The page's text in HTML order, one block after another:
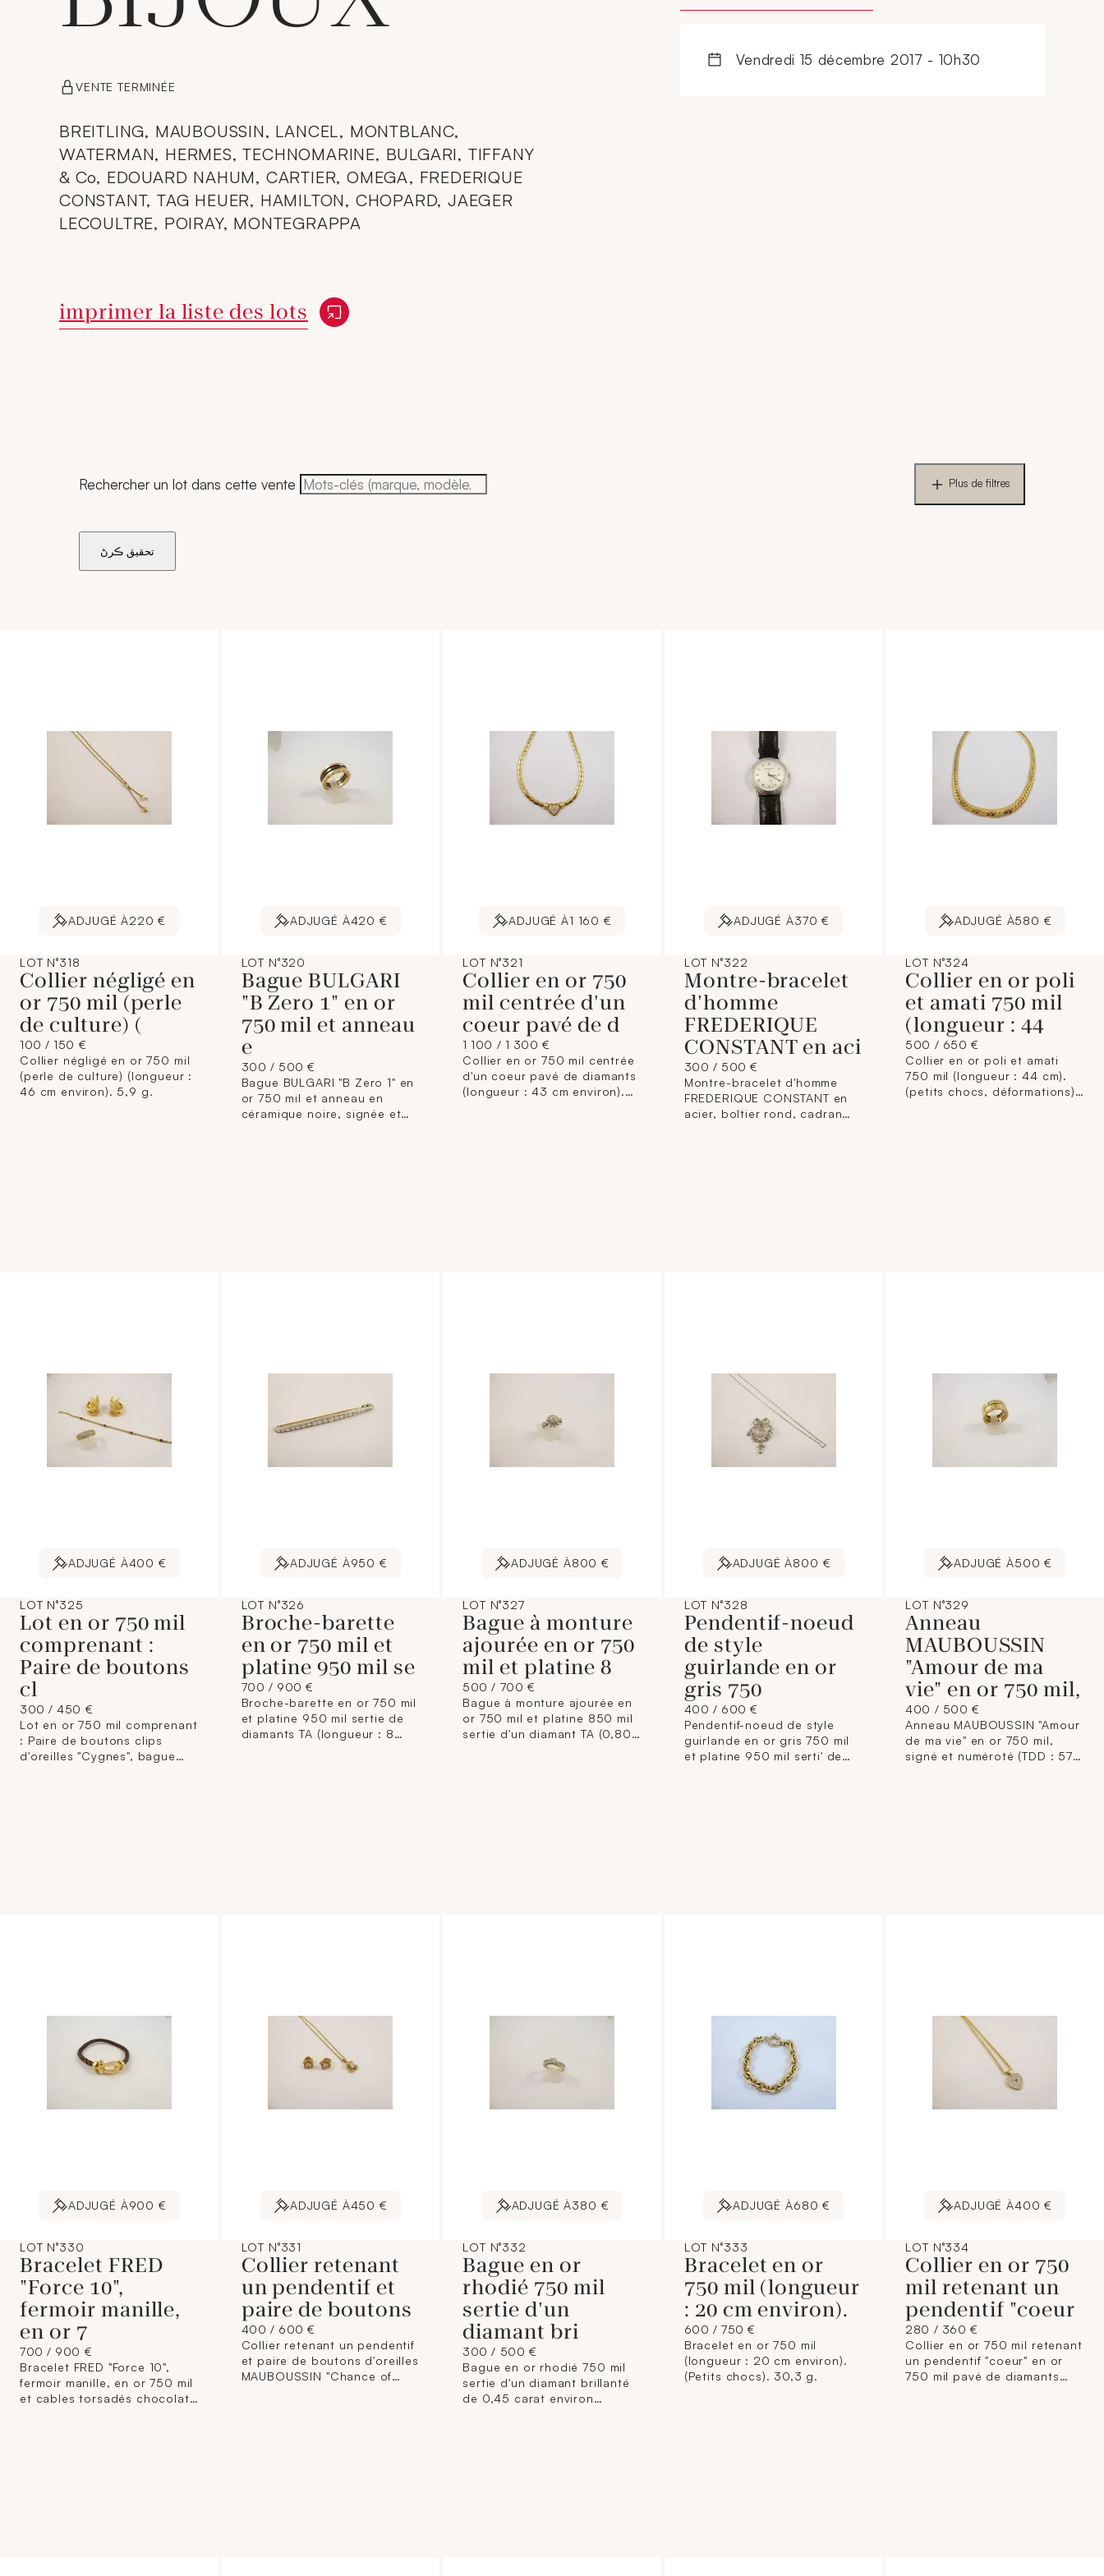
VENTE TERMINÉE
BREITLING, MAUBOUSSIN, LANCEL, MONTBLANC,
WATERMAN, HERMES, TECHNOMARINE, BULGARI, TIFFANY
& Co, EDOUARD NAHUM, CARTIER, OMEGA, FREDERIQUE
CONSTANT, TAG HEUER, HAMILTON, CHOPARD, JAEGER
LECOULTRE, POIRAY, MONTEGRAPPA
Nouvelle fenêtre
imprimer la liste des lots
vendredi 15 décembre 2017 - 10h30
Rechercher un lot dans cette vente Plus de filtres
تحقيق ڪرڻ
ADJUGÉ À220 €
LOT N°318
Collier négligé en
or 750 mil (perle
de culture) (
100 / 150 €
Collier négligé en or 750 mil
(perle de culture) (longueur :
46 cm environ). 5,9 g.
ADJUGÉ À420 €
LOT N°320
Bague BULGARI
"B Zero 1" en or
750 mil et anneau
e
300 / 500 €
Bague BULGARI "B Zero 1" en
or 750 mil et anneau en
céramique noire, signée et
ADJUGÉ À1 160 €
LOT N°321
Collier en or 750
mil centrée d'un
coeur pavé de d
1 100 / 1 300 €
Collier en or 750 mil centrée
d'un coeur pavé de diamants
(longueur : 43 cm environ).
ADJUGÉ À370 €
LOT N°322
Montre-bracelet
d'homme
FREDERIQUE
CONSTANT en aci
300 / 500 €
Montre-bracelet d'homme
FREDERIQUE CONSTANT en
acier, boîtier rond, cadran
ADJUGÉ À580 €
LOT N°324
Collier en or poli
et amati 750 mil
(longueur : 44
500 / 650 €
Collier en or poli et amati
750 mil (longueur : 44 cm).
(petits chocs, déformations).
ADJUGÉ À400 €
LOT N°325
Lot en or 750 mil
comprenant :
Paire de boutons
cl
300 / 450 €
Lot en or 750 mil comprenant
: Paire de boutons clips
d'oreilles "Cygnes", bague
ADJUGÉ À950 €
LOT N°326
Broche-barette
en or 750 mil et
platine 950 mil se
700 / 900 €
Broche-barette en or 750 mil
et platine 950 mil sertie de
diamants TA (longueur : 8
ADJUGÉ À800 €
LOT N°327
Bague à monture
ajourée en or 750
mil et platine 8
500 / 700 €
Bague à monture ajourée en
or 750 mil et platine 850 mil
sertie d'un diamant TA (0,80
ADJUGÉ À800 €
LOT N°328
Pendentif-noeud
de style
guirlande en or
gris 750
400 / 600 €
Pendentif-noeud de style
guirlande en or gris 750 mil
et platine 950 mil serti' de
ADJUGÉ À500 €
LOT N°329
Anneau
MAUBOUSSIN
"Amour de ma
vie" en or 750 mil,
400 / 500 €
Anneau MAUBOUSSIN "Amour
de ma vie" en or 750 mil,
signé et numéroté (TDD : 57)
ADJUGÉ À900 €
LOT N°330
Bracelet FRED
"Force 10",
fermoir manille,
en or 7
700 / 900 €
Bracelet FRED "Force 10",
fermoir manille, en or 750 mil
et cables torsadés chocolat
ADJUGÉ À450 €
LOT N°331
Collier retenant
un pendentif et
paire de boutons
400 / 600 €
Collier retenant un pendentif
et paire de boutons d'oreilles
MAUBOUSSIN "Chance of
ADJUGÉ À380 €
LOT N°332
Bague en or
rhodié 750 mil
sertie d'un
diamant bri
300 / 500 €
Bague en or rhodié 750 mil
sertie d'un diamant brillanté
de 0,45 carat environ
ADJUGÉ À680 €
LOT N°333
Bracelet en or
750 mil (longueur
: 20 cm environ).
600 / 750 €
Bracelet en or 750 mil
(longueur : 20 cm environ).
(Petits chocs). 30,3 g.
ADJUGÉ À400 €
LOT N°334
Collier en or 750
mil retenant un
pendentif "coeur
280 / 360 €
Collier en or 750 mil retenant
un pendentif "coeur" en or
750 mil pavé de diamants